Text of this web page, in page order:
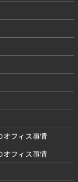
オフィス事情
オフィス事情